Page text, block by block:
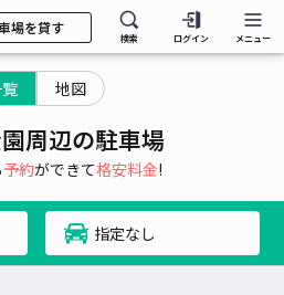
場を貸す
検索 ログイン メニュー
地図
周辺の駐車場
予約ができて格安料金!
指定なし